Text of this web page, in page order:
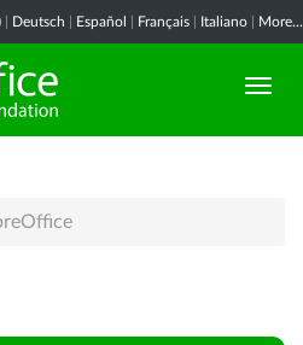
Deutsch Español Français Italiano More...